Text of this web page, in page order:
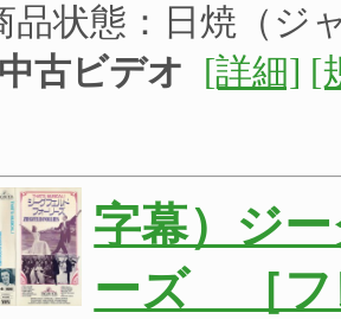
品状態：日焼（ジ
古ビデオ [詳細] [
字幕）ジ
ーズ ［フ